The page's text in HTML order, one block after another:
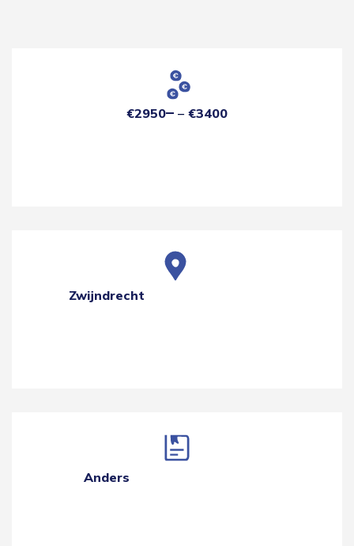
€2950 €3400
Zwijndrecht
Anders